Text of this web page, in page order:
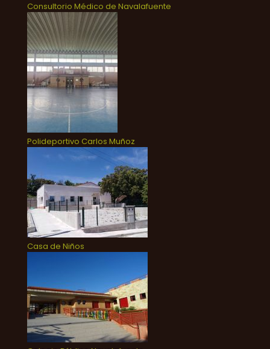
Consultorio Médico de Navalafuente
Polideportivo Carlos Muñoz
Casa de Niños